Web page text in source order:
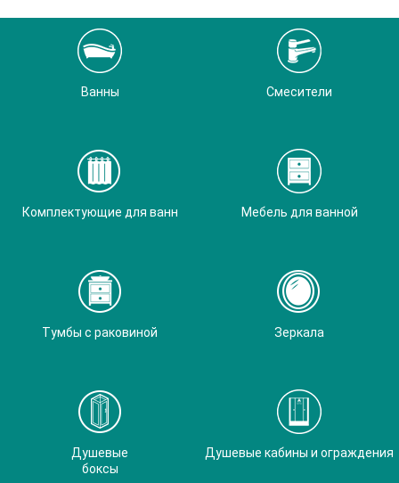
Ванны Смесители
Комплектующие для ванн Мебель для ванной
Тумбы с раковиной Зеркала
Душевые
боксы
Душевые кабины и ограждения